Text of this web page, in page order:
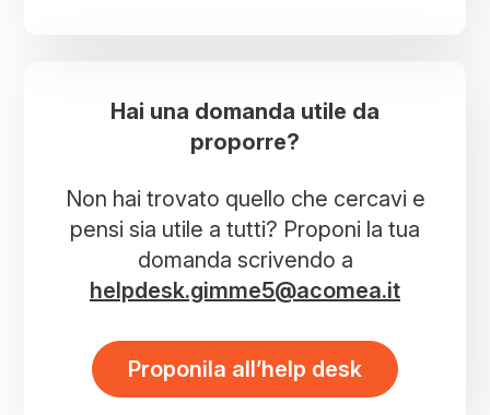
Hai una domanda utile da
proporre?
Non hai trovato quello che cercavi e
pensi sia utile a tutti? Proponi la tua
domanda scrivendo a
helpdesk.gimme5@acomea.it
Proponila all’help desk